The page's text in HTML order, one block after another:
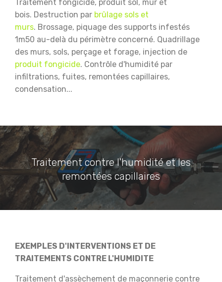
Traitement fongicide, produit sol, mur et
bois. Destruction par brûlage sols et
murs. Brossage, piquage des supports infestés
1m50 au-delà du périmètre concerné. Quadrillage
des murs, sols, perçage et forage, injection de
produit fongicide. Contrôle d'humidité par
infiltrations, fuites, remontées capillaires,
condensation...
Traitement contre l'humidité et les
remontées capillaires
EXEMPLES D'INTERVENTIONS ET DE
TRAITEMENTS CONTRE L'HUMIDITE
Traitement d'assèchement de maçonnerie contre